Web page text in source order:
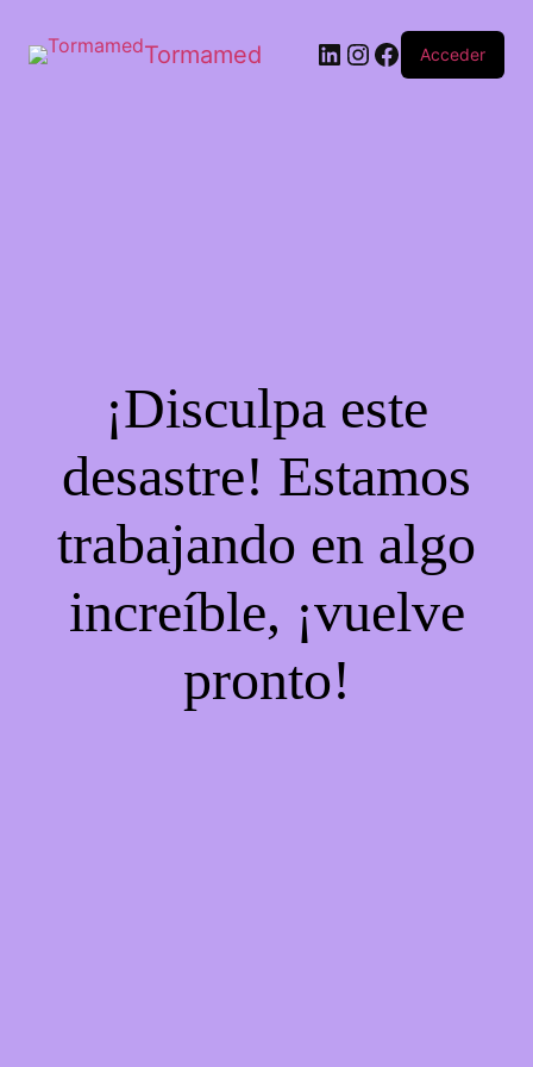
Tormamed Acceder
¡Disculpa este
desastre! Estamos
trabajando en algo
increíble, ¡vuelve
pronto!